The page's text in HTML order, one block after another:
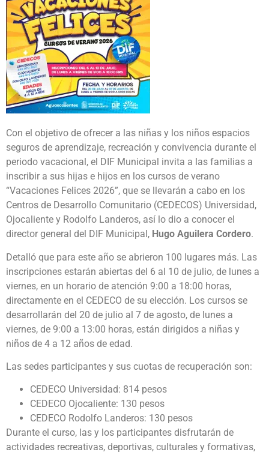
Con el objetivo de ofrecer a las niñas y los niños espacios
seguros de aprendizaje, recreación y convivencia durante el
periodo vacacional, el DIF Municipal invita a las familias a
inscribir a sus hijas e hijos en los cursos de verano
“Vacaciones Felices 2026”, que se llevarán a cabo en los
Centros de Desarrollo Comunitario (CEDECOS) Universidad,
Ojocaliente y Rodolfo Landeros, así lo dio a conocer el
director general del DIF Municipal, Hugo Aguilera Cordero.
Detalló que para este año se abrieron 100 lugares más. Las
inscripciones estarán abiertas del 6 al 10 de julio, de lunes a
viernes, en un horario de atención 9:00 a 18:00 horas,
directamente en el CEDECO de su elección. Los cursos se
desarrollarán del 20 de julio al 7 de agosto, de lunes a
viernes, de 9:00 a 13:00 horas, están dirigidos a niñas y
niños de 4 a 12 años de edad.
Las sedes participantes y sus cuotas de recuperación son:
CEDECO Universidad: 814 pesos
CEDECO Ojocaliente: 130 pesos
CEDECO Rodolfo Landeros: 130 pesos
Durante el curso, las y los participantes disfrutarán de
actividades recreativas, deportivas, culturales y formativas,